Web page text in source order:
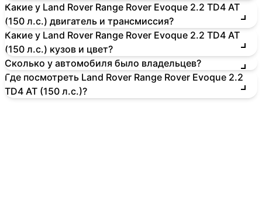
Какие у Land Rover Range Rover Evoque 2.2 TD4 AT
(150 л.с.) двигатель и трансмиссия?
Какие у Land Rover Range Rover Evoque 2.2 TD4 AT
(150 л.с.) кузов и цвет?
Сколько у автомобиля было владельцев?
Где посмотреть Land Rover Range Rover Evoque 2.2
TD4 AT (150 л.с.)?